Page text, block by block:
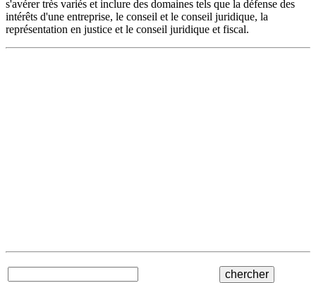
s'avérer très variés et inclure des domaines tels que la défense des
intérêts d'une entreprise, le conseil et le conseil juridique, la
représentation en justice et le conseil juridique et fiscal.